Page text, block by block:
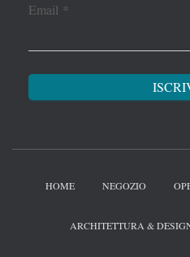
Email *
HOME NEGOZIO
ARCHITETTURA &